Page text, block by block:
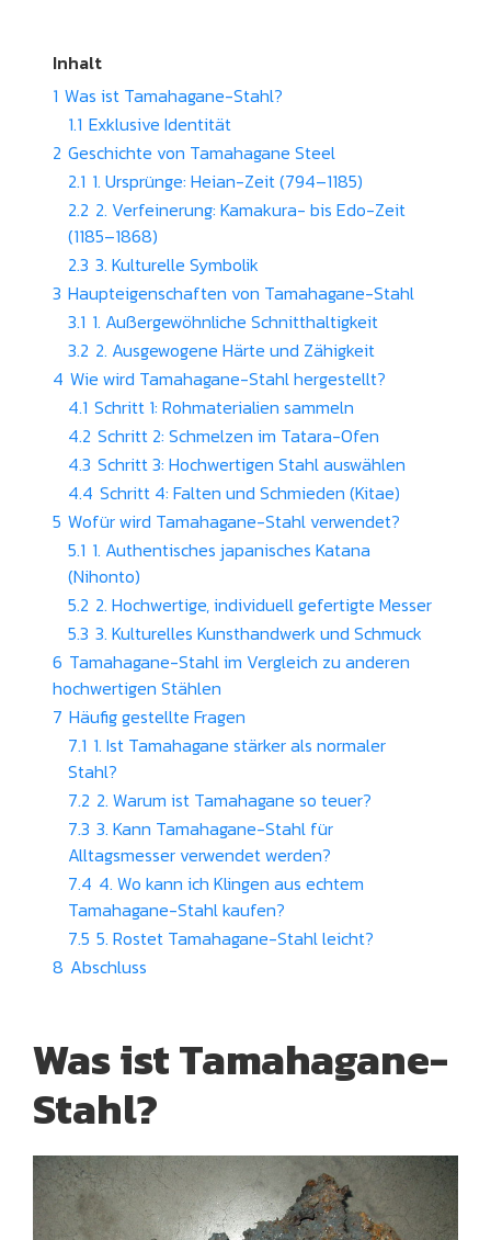
Inhalt
1 Was ist Tamahagane-Stahl?
1.1 Exklusive Identität
2 Geschichte von Tamahagane Steel
2.1 1. Ursprünge: Heian-Zeit (794–1185)
2.2 2. Verfeinerung: Kamakura- bis Edo-Zeit
(1185–1868)
2.3 3. Kulturelle Symbolik
3 Haupteigenschaften von Tamahagane-Stahl
3.1 1. Außergewöhnliche Schnitthaltigkeit
3.2 2. Ausgewogene Härte und Zähigkeit
4 Wie wird Tamahagane-Stahl hergestellt?
4.1 Schritt 1: Rohmaterialien sammeln
4.2 Schritt 2: Schmelzen im Tatara-Ofen
4.3 Schritt 3: Hochwertigen Stahl auswählen
4.4 Schritt 4: Falten und Schmieden (Kitae)
5 Wofür wird Tamahagane-Stahl verwendet?
5.1 1. Authentisches japanisches Katana
(Nihonto)
5.2 2. Hochwertige, individuell gefertigte Messer
5.3 3. Kulturelles Kunsthandwerk und Schmuck
6 Tamahagane-Stahl im Vergleich zu anderen
hochwertigen Stählen
7 Häufig gestellte Fragen
7.1 1. Ist Tamahagane stärker als normaler
Stahl?
7.2 2. Warum ist Tamahagane so teuer?
7.3 3. Kann Tamahagane-Stahl für
Alltagsmesser verwendet werden?
7.4 4. Wo kann ich Klingen aus echtem
Tamahagane-Stahl kaufen?
7.5 5. Rostet Tamahagane-Stahl leicht?
8 Abschluss
Was ist Tamahagane-
Stahl?